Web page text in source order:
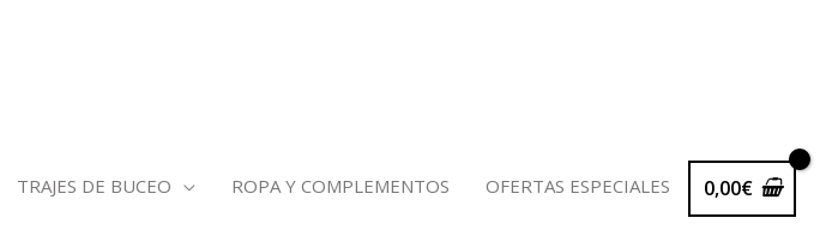
TRAJES DE BUCEO ROPA Y COMPLEMENTOS OFERTAS ESPECIALES 0,00€